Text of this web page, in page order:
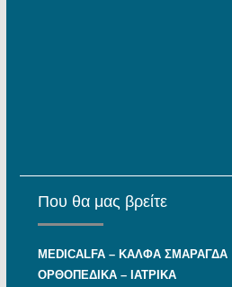
Που θα μας βρείτε
MEDICALFA – KAΛΦΑ ΣΜΑΡΑΓΔΑ
ΟΡΘΟΠΕΔΙΚΑ – ΙΑΤΡΙΚΑ